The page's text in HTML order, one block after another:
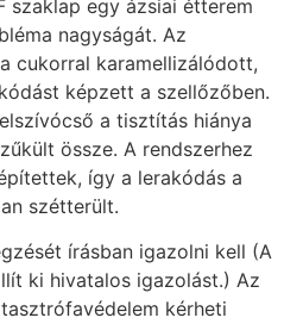
szaklap egy ázsiai étterem
nagyságát. Az
cukorral karamellizálódott,
képzett a szellőzőben.
a tisztítás hiánya
össze. A rendszerhez
így a lerakódás a
szétterült.
írásban igazolni kell (A
ki hivatalos igazolást.) Az
kérheti